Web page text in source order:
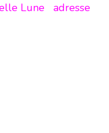
Lune adresse